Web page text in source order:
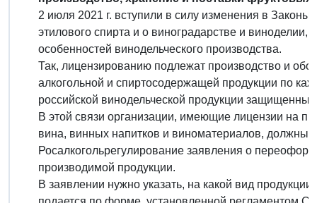
2 июля 2021 г. вступили в силу изменения в Законы
этилового спирта и о виноградарстве и
особенностей винодельческого производства.
Так, лицензированию подлежат производство и
алкогольной и спиртосодержащей продукции по
российской винодельческой продукции
В этой связи организации, имеющие лицензии на
вина, винных напитков и виноматериалов, должны
Росалкогольрегулирование заявления о
производимой продукции.
В заявлении нужно указать, на какой вид